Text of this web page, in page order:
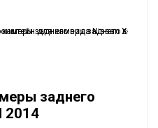
заднего
2014